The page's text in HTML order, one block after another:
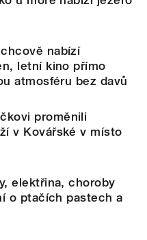
nabízí
letní kino přímo
atmosféru bez davů
proměnili
v Kovářské v místo
elektřina, choroby
o ptačích pastech a